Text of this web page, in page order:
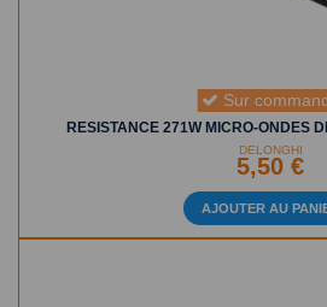
Sur
RESISTANCE 271W MICRO-ONDES
DELONGHI
5,50 €
AJOUTER AU